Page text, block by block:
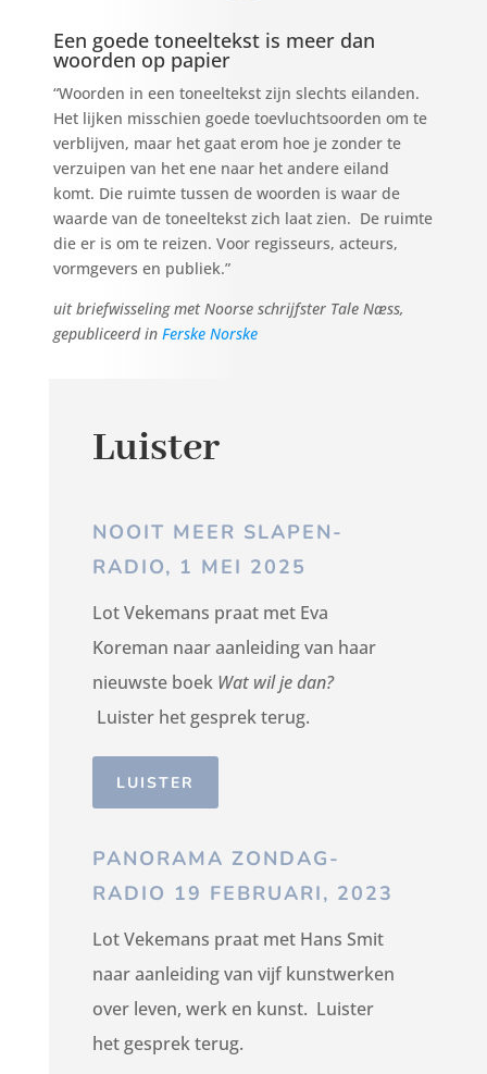
Een goede toneeltekst is meer dan
woorden op papier
“Woorden in een toneeltekst zijn slechts eilanden.
Het lijken misschien goede toevluchtsoorden om te
verblijven, maar het gaat erom hoe je zonder te
verzuipen van het ene naar het andere eiland
komt. Die ruimte tussen de woorden is waar de
waarde van de toneeltekst zich laat zien. De ruimte
die er is om te reizen. Voor regisseurs, acteurs,
vormgevers en publiek.”
uit briefwisseling met Noorse schrijfster Tale Næss,
gepubliceerd in Ferske Norske
Luister
NOOIT MEER SLAPEN-
RADIO, 1 MEI 2025
Lot Vekemans praat met Eva
Koreman naar aanleiding van haar
nieuwste boek Wat wil je dan?
Luister het gesprek terug.
LUISTER
PANORAMA ZONDAG-
RADIO 19 FEBRUARI, 2023
Lot Vekemans praat met Hans Smit
naar aanleiding van vijf kunstwerken
over leven, werk en kunst. Luister
het gesprek terug.